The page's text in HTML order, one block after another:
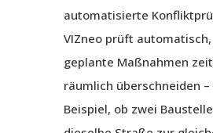
automatisierte
VIZneo prüft
geplante Maßnahmen
räumlich überschneiden –
Beispiel, ob zwei